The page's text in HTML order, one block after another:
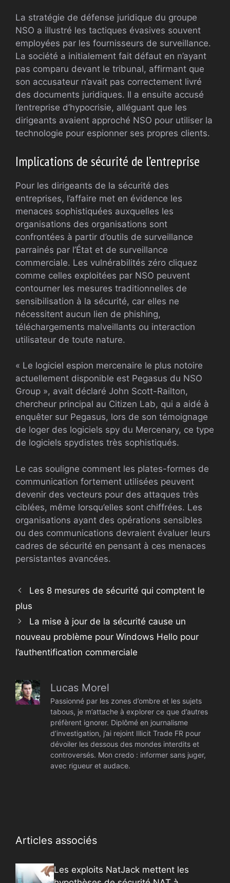
La stratégie de défense juridique du groupe
NSO a illustré les tactiques évasives souvent
employées par les fournisseurs de surveillance.
La société a initialement fait défaut en n’ayant
pas comparu devant le tribunal, affirmant que
son accusateur n’avait pas correctement livré
des documents juridiques. Il a ensuite accusé
l’entreprise d’hypocrisie, alléguant que les
dirigeants avaient approché NSO pour utiliser la
technologie pour espionner ses propres clients.
Implications de sécurité de l’entreprise
Pour les dirigeants de la sécurité des
entreprises, l’affaire met en évidence les
menaces sophistiquées auxquelles les
organisations des organisations sont
confrontées à partir d’outils de surveillance
parrainés par l’État et de surveillance
commerciale. Les vulnérabilités zéro cliquez
comme celles exploitées par NSO peuvent
contourner les mesures traditionnelles de
sensibilisation à la sécurité, car elles ne
nécessitent aucun lien de phishing,
téléchargements malveillants ou interaction
utilisateur de toute nature.
« Le logiciel espion mercenaire le plus notoire
actuellement disponible est Pegasus du NSO
Group », avait déclaré John Scott-Railton,
chercheur principal au Citizen Lab, qui a aidé à
enquêter sur Pegasus, lors de son témoignage
de loger des logiciels spy du Mercenary, ce type
de logiciels spydistes très sophistiqués.
Le cas souligne comment les plates-formes de
communication fortement utilisées peuvent
devenir des vecteurs pour des attaques très
ciblées, même lorsqu’elles sont chiffrées. Les
organisations ayant des opérations sensibles
ou des communications devraient évaluer leurs
cadres de sécurité en pensant à ces menaces
persistantes avancées.
Les 8 mesures de sécurité qui comptent le
plus
La mise à jour de la sécurité cause un
nouveau problème pour Windows Hello pour
l’authentification commerciale
Lucas Morel
Passionné par les zones d’ombre et les sujets
tabous, je m’attache à explorer ce que d’autres
préfèrent ignorer. Diplômé en journalisme
d’investigation, j’ai rejoint Illicit Trade FR pour
dévoiler les dessous des mondes interdits et
controversés. Mon credo : informer sans juger,
avec rigueur et audace.
Articles associés
Les exploits NatJack mettent les